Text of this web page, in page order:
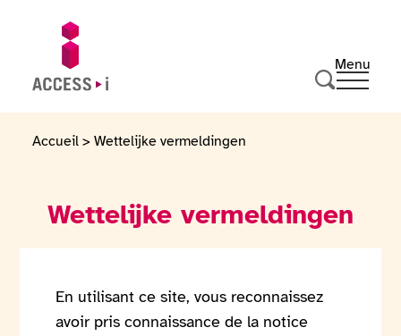
Naar de inhoud gaan
Menu
Ouvrir
Accueil > Wettelijke vermeldingen
Wettelijke vermeldingen
En utilisant ce site, vous reconnaissez
avoir pris connaissance de la notice